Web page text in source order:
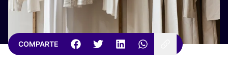
COMPARTE